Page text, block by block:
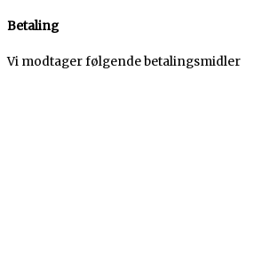
Betaling
Vi modtager følgende betalingsmidler